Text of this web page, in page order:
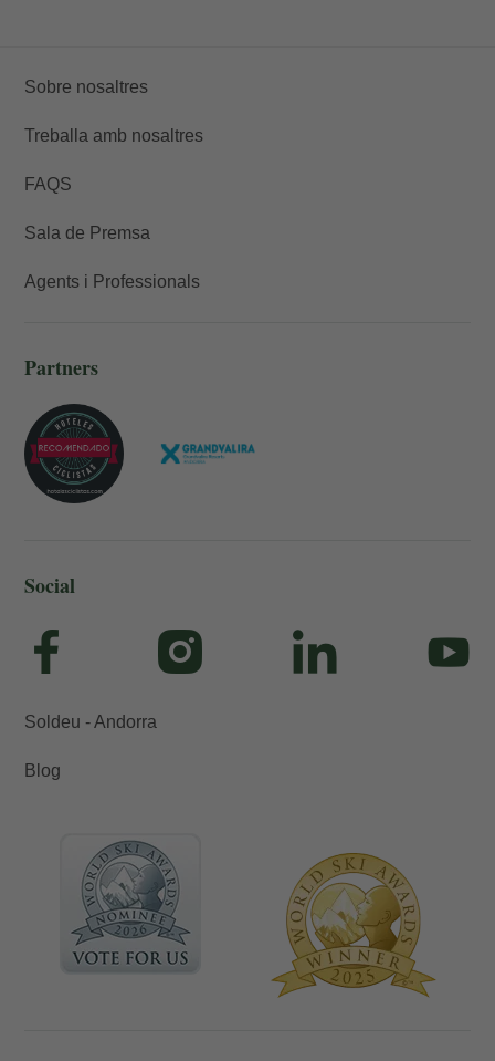
Sobre nosaltres
Treballa amb nosaltres
FAQS
Sala de Premsa
Agents i Professionals
Partners
Social
Soldeu - Andorra
Blog